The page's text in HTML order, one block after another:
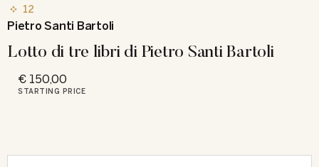
12
Pietro Santi Bartoli
Lotto di tre libri di Pietro Santi Bartoli
€ 150,00
STARTING PRICE